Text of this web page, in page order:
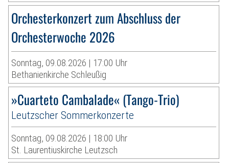
Orchesterkonzert zum Abschluss der
Orchesterwoche 2026
Sonntag, 09.08.2026 | 17:00 Uhr
Bethanienkirche Schleußig
»Cuarteto Cambalade« (Tango-Trio)
Leutzscher Sommerkonzerte
Sonntag, 09.08.2026 | 18:00 Uhr
St. Laurentiuskirche Leutzsch